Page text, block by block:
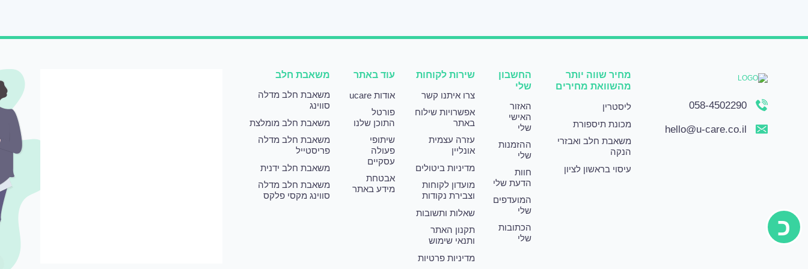
058-4502290
hello@u-care.co.il
מחיר שווה יותר
מהשוואת מחירים
ליסטרין
מכונת תיספורת
משאבת חלב ואבזרי
הנקה
עיסוי בראשון לציון
החשבון
שלי
האזור
האישי
שלי
ההזמנות
שלי
חוות
הדעת שלי
המועדפים
שלי
הכתובות
שלי
שירות לקוחות
צרו איתנו קשר
אפשרויות שילוח
באתר
עזרה עצמית
אונליין
מדיניות ביטולים
מועדון לקוחות
וצבירת נקודות
שאלות ותשובות
תקנון האתר
ותנאי שימוש
מדיניות פרטיות
עוד באתר
אודות ucare
פורטל
התוכן שלנו
שיתופי
פעולה
עסקיים
אבטחת
מידע באתר
משאבת חלב
משאבת חלב מדלה
סווינג
משאבת חלב מומלצת
משאבת חלב מדלה
פריסטייל
משאבת חלב ידנית
משאבת חלב מדלה
סווינג מקסי פלקס
כ